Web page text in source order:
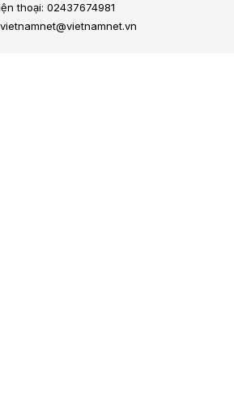
thoại: 02437674981